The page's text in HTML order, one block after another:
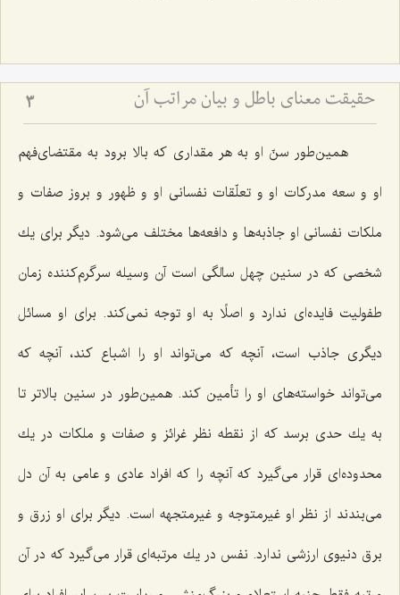
حقیقت معنای باطل و بیان مراتب آن 3
همین‌طور سنّ او به هر مقداری كه بالا برود به مقتضای‌فهم
او و سعه مدركات او و تعلّقات نفسانی او و ظهور و بروز صفات و
ملكات نفسانی او جاذبه‌ها و دافعه‌ها مختلف می‌شود. دیگر برای یك
شخصی كه در سنین چهل سالگی است آن وسیله سرگرم‌كننده زمان
طفولیت فایده‌ای ندارد و اصلًا به او توجه نمی‌كند. برای او مسائل
دیگری جاذب است، آنچه كه می‌تواند او را اشباع كند، آنچه كه
می‌تواند خواسته‌های او را تأمین كند. همین‌طور در سنین بالاتر تا
به یك حدی برسد كه از نقطه نظر غرائز و صفات و ملكات در یك
محدوده‌ای قرار می‌گیرد كه آنچه را كه افراد عادی و عامی به آن دل
می‌بندند از نظر او غیرمتوجه و غیرمتجهه است. دیگر برای او زرق و
برق دنیوی ارزشی ندارد. نفس در یك مرتبه‌ای قرار می‌گیرد كه در آن